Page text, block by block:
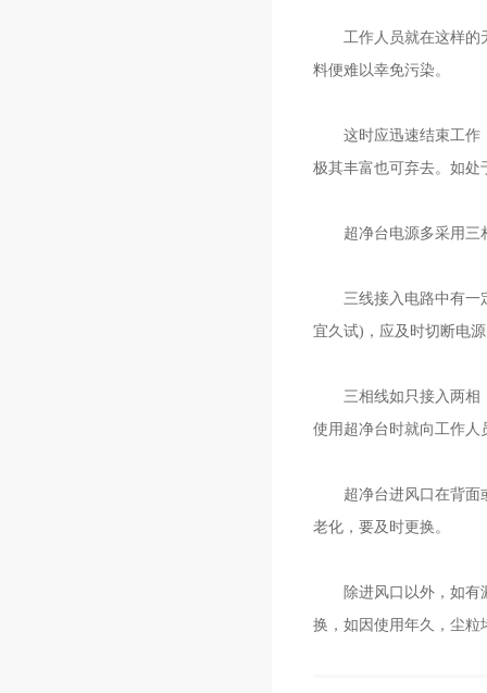
工作人员就在这样的无
料便难以幸免污染。
这时应迅速结束工作，
极其丰富也可弃去。如处
超净台电源多采用三相
三线接入电路中有一定
宜久试)，应及时切断电
三相线如只接入两相，
使用超净台时就向工作人
超净台进风口在背面或
老化，要及时更换。
除进风口以外，如有漏
换，如因使用年久，尘粒